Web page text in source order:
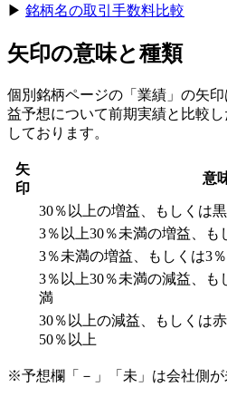
▶︎ 銘柄名の取引手数料比較
矢印の意味と種類
個別銘柄ページの「業績」の矢
益予想について前期実績と比較
しております。
矢
印
意
30％以上の増益、もしくは
3％以上30％未満の増益、も
3％未満の増益、もしくは3
3％以上30％未満の減益、も
満
30％以上の減益、もしくは
50％以上
※予想欄「－」「未」は会社側が